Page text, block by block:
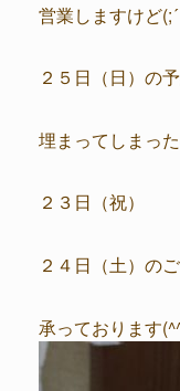
営業しますけど
２５日（日）の
埋まってしまっ
２３日（祝）
２４日（土）の
承っております